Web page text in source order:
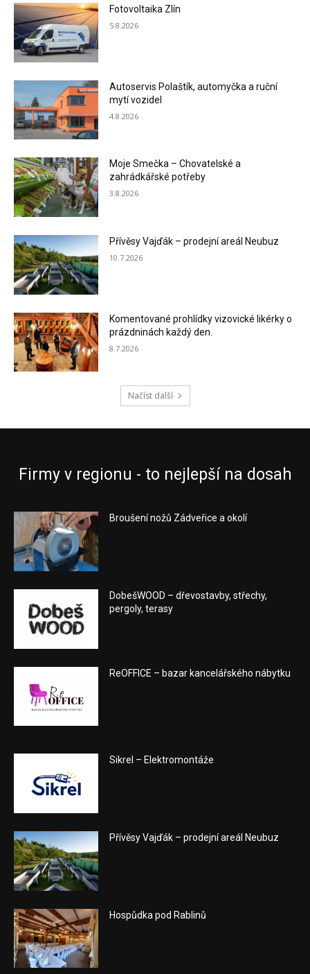
Fotovoltaika Zlín
5.8.2026
Autoservis Polaštík, automyčka a ruční
mytí vozidel
4.8.2026
Moje Smečka – Chovatelské a
zahrádkářské potřeby
3.8.2026
Přívěsy Vajďák – prodejní areál Neubuz
10.7.2026
Komentované prohlídky vizovické likérky o
prázdninách každý den.
8.7.2026
Načíst další
Firmy v regionu - to nejlepší na dosah
Broušení nožů Zádveřice a okolí
DobešWOOD – dřevostavby, střechy,
pergoly, terasy
ReOFFICE – bazar kancelářského nábytku
Sikrel – Elektromontáže
Přívěsy Vajďák – prodejní areál Neubuz
Hospůdka pod Rablinů